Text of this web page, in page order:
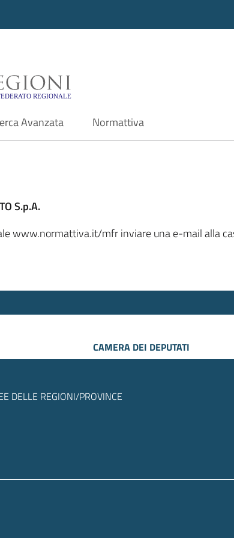
- Motore di
Avanzata Normattiva
S.p.A.
www.normattiva.it/mfr inviare una e-mail alla
CAMERA DEI DEPUTATI
DELLE REGIONI/PROVINCE